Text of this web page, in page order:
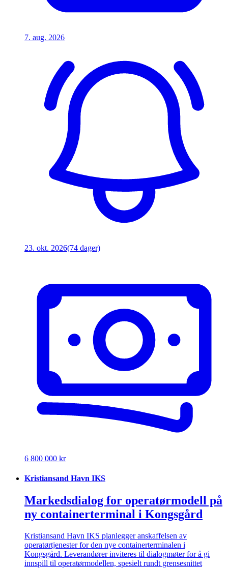
7. aug. 2026
23. okt. 2026(74 dager)
6 800 000 kr
Kristiansand Havn IKS
Markedsdialog for operatørmodell på
ny containerterminal i Kongsgård
Kristiansand Havn IKS planlegger anskaffelsen av
operatørtjenester for den nye containerterminalen i
Kongsgård. Leverandører inviteres til dialogmøter for å gi
innspill til operatørmodellen, spesielt rundt grensesnittet